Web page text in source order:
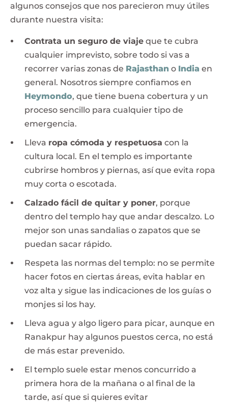
algunos consejos que nos parecieron muy útiles
durante nuestra visita:
Contrata un seguro de viaje que te cubra
cualquier imprevisto, sobre todo si vas a
recorrer varias zonas de Rajasthan o India en
general. Nosotros siempre confiamos en
Heymondo, que tiene buena cobertura y un
proceso sencillo para cualquier tipo de
emergencia.
Lleva ropa cómoda y respetuosa con la
cultura local. En el templo es importante
cubrirse hombros y piernas, así que evita ropa
muy corta o escotada.
Calzado fácil de quitar y poner, porque
dentro del templo hay que andar descalzo. Lo
mejor son unas sandalias o zapatos que se
puedan sacar rápido.
Respeta las normas del templo: no se permite
hacer fotos en ciertas áreas, evita hablar en
voz alta y sigue las indicaciones de los guías o
monjes si los hay.
Lleva agua y algo ligero para picar, aunque en
Ranakpur hay algunos puestos cerca, no está
de más estar prevenido.
El templo suele estar menos concurrido a
primera hora de la mañana o al final de la
tarde, así que si quieres evitar